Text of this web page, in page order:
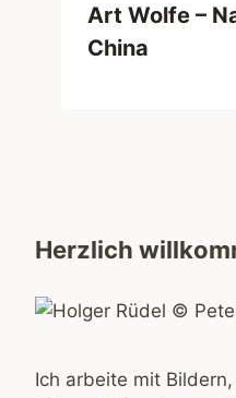
Art Wolfe –
China
Herzlich
Ich arbeite mit